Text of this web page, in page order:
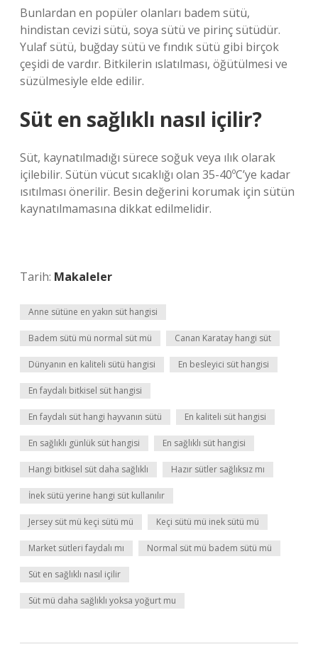
Bunlardan en popüler olanları badem sütü,
hindistan cevizi sütü, soya sütü ve pirinç sütüdür.
Yulaf sütü, buğday sütü ve fındık sütü gibi birçok
çeşidi de vardır. Bitkilerin ıslatılması, öğütülmesi ve
süzülmesiyle elde edilir.
Süt en sağlıklı nasıl içilir?
Süt, kaynatılmadığı sürece soğuk veya ılık olarak
içilebilir. Sütün vücut sıcaklığı olan 35-40ºC’ye kadar
ısıtılması önerilir. Besin değerini korumak için sütün
kaynatılmamasına dikkat edilmelidir.
Tarih: Makaleler
Anne sütüne en yakın süt hangisi
Badem sütü mü normal süt mü Canan Karatay hangi süt
Dünyanın en kaliteli sütü hangisi En besleyici süt hangisi
En faydalı bitkisel süt hangisi
En faydalı süt hangi hayvanın sütü En kaliteli süt hangisi
En sağlıklı günlük süt hangisi En sağlıklı süt hangisi
Hangi bitkisel süt daha sağlıklı Hazır sütler sağlıksız mı
İnek sütü yerine hangi süt kullanılır
Jersey süt mü keçi sütü mü Keçi sütü mü inek sütü mü
Market sütleri faydalı mı Normal süt mü badem sütü mü
Süt en sağlıklı nasıl içilir
Süt mü daha sağlıklı yoksa yoğurt mu